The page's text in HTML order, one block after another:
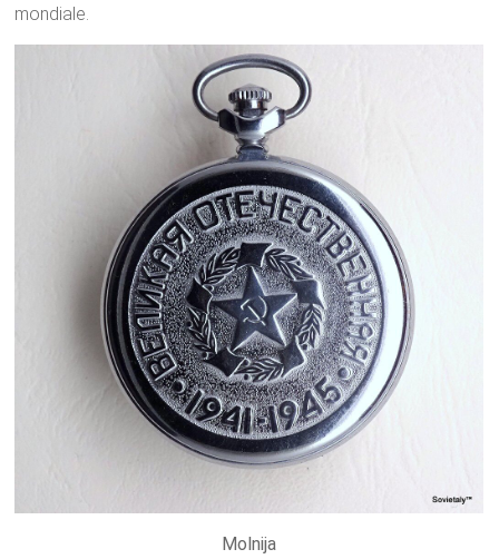
mondiale.
Molnija